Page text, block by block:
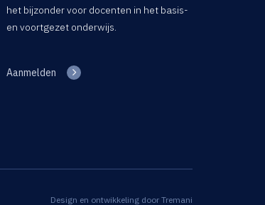
het bijzonder voor docenten in het basis-
en voortgezet onderwijs.
Aanmelden
Design en ontwikkeling door Tremani